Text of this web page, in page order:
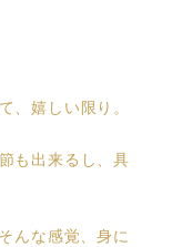
、嬉しい限り。
も出来るし、具
んな感覚、身に